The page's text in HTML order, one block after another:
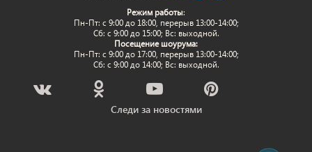
Режим работы:
Пн-Пт: c 9:00 до 18:00, перерыв 13:00-14:00;
Сб: с 9:00 до 15:00; Вс: выходной.
Посещение шоурума:
Пн-Пт: c 9:00 до 17:00, перерыв 13:00-14:00;
Сб: с 9:00 до 14:00; Вс: выходной.
Следи за новостями